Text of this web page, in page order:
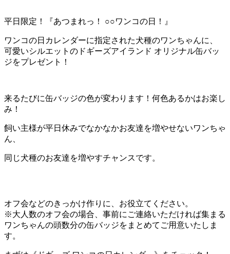
平日限定！『あつまれっ！ ○○ワンコの日！』
ワンコの日カレンダーに指定された犬種のワンちゃんに、
可愛いシルエットのドギーズアイランド オリジナル缶バッ
ジをプレゼント！
来るたびに缶バッジの色が変わります！何色あるかはお楽し
み！
飼い主様が平日休みでなかなかお友達を増やせないワンちゃ
ん、
同じ犬種のお友達を増やすチャンスです。
オフ会などのきっかけ作りに、お役立てください。
※大人数のオフ会の場合、事前にご連絡いただければ集まる
ワンちゃんの頭数分の缶バッジをまとめてご用意いたしま
す。